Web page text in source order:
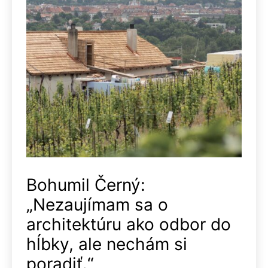
Bohumil Černý:
„Nezaujímam sa o
architektúru ako odbor do
hĺbky, ale nechám si
poradiť.“